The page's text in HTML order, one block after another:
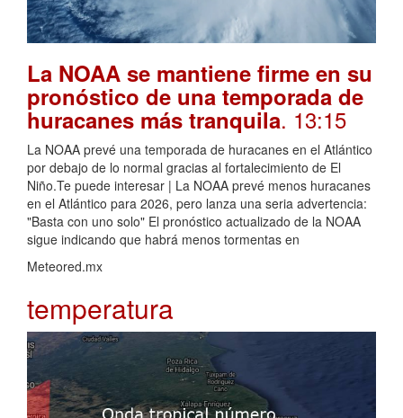
La NOAA se mantiene firme en su
pronóstico de una temporada de
huracanes más tranquila. 13:15
La NOAA prevé una temporada de huracanes en el Atlántico
por debajo de lo normal gracias al fortalecimiento de El
Niño.Te puede interesar | La NOAA prevé menos huracanes
en el Atlántico para 2026, pero lanza una seria advertencia:
"Basta con uno solo" El pronóstico actualizado de la NOAA
sigue indicando que habrá menos tormentas en
Meteored.mx
temperatura